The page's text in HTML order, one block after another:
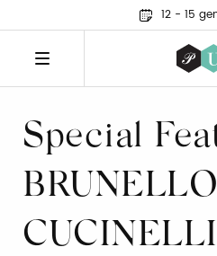
12 - 15
Special
BRUNELLO
CUCINELLI